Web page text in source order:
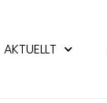
AKTUELLT